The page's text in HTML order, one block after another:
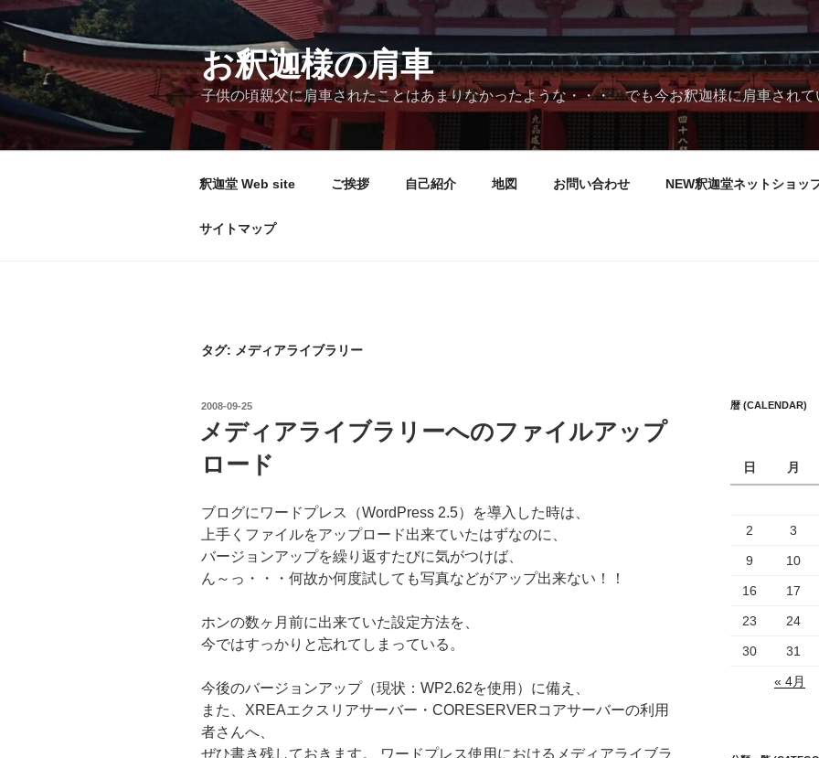
コ
ン
テ
ツ
へ
お釈迦様の肩車
子供の頃親父に肩車されたことはあまりなかったような・・・ でも今お釈迦様に肩車されて
釈迦堂 Web site ご挨拶 自己紹介 地図 お問い合わせ NEW釈迦堂ネットショッ
サイトマップ
タグ: メディアライブラリー
投
日:
2008-09-25
メディアライブラリーへのファイルアップ
ロード
ブログにワードプレス（WordPress 2.5）を導入した時は、
上手くファイルをアップロード出来ていたはずなのに、
バージョンアップを繰り返すたびに気がつけば、
ん～っ・・・何故か何度試しても写真などがアップ出来ない！！
ホンの数ヶ月前に出来ていた設定方法を、
今ではすっかりと忘れてしまっている。
今後のバージョンアップ（現状：WP2.62を使用）に備え、
また、XREAエクスリアサーバー・CORESERVERコアサーバーの利用
者さんへ、
ぜひ書き残しておきます。 ワードプレス使用におけるメディアライブラ
暦 (CALENDAR)
日
月
2 3
9 10
16 17
23 24
30 31
« 4月